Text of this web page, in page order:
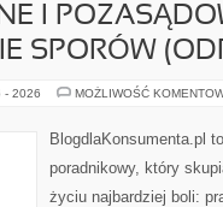
I
SPORÓW
- 2026 MOŻLIWOŚĆ
BlogdlaKonsumenta.pl
poradnikowy, który
życiu najbardziej boli: